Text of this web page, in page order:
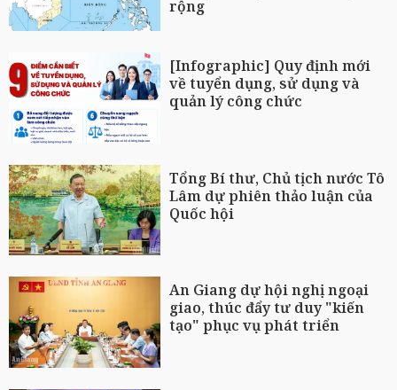
rộng
[Infographic] Quy định mới
về tuyển dụng, sử dụng và
quản lý công chức
Tổng Bí thư, Chủ tịch nước Tô
Lâm dự phiên thảo luận của
Quốc hội
An Giang dự hội nghị ngoại
giao, thúc đẩy tư duy "kiến
tạo" phục vụ phát triển